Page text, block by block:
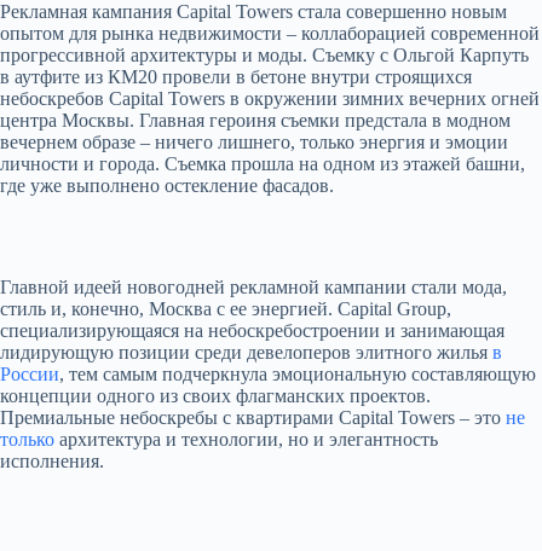
Рекламная кампания Capital Towers стала совершенно новым
опытом для рынка недвижимости – коллаборацией современной
прогрессивной архитектуры и моды. Съемку с Ольгой Карпуть
в аутфите из КМ20 провели в бетоне внутри строящихся
небоскребов Capital Towers в окружении зимних вечерних огней
центра Москвы. Главная героиня съемки предстала в модном
вечернем образе – ничего лишнего, только энергия и эмоции
личности и города. Съемка прошла на одном из этажей башни,
где уже выполнено остекление фасадов.
Главной идеей новогодней рекламной кампании стали мода,
стиль и, конечно, Москва с ее энергией. Capital Group,
специализирующаяся на небоскребостроении и занимающая
лидирующую позиции среди девелоперов элитного жилья в
России, тем самым подчеркнула эмоциональную составляющую
концепции одного из своих флагманских проектов.
Премиальные небоскребы с квартирами Capital Towers – это не
только архитектура и технологии, но и элегантность
исполнения.